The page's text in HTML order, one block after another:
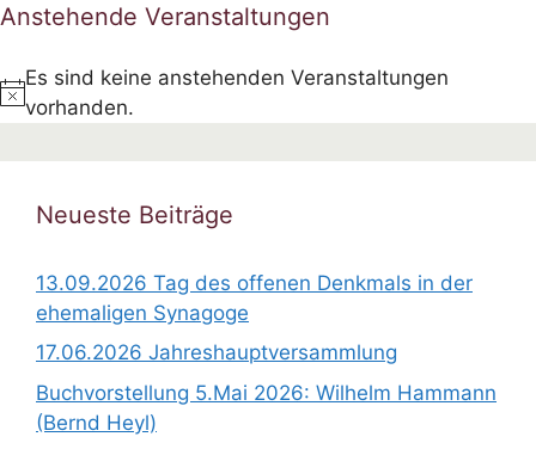
Anstehende Veranstaltungen
H
n
Es sind keine anstehenden Veranstaltungen
vorhanden.
Neueste Beiträge
13.09.2026 Tag des offenen Denkmals in der
ehemaligen Synagoge
17.06.2026 Jahreshauptversammlung
Buchvorstellung 5.Mai 2026: Wilhelm Hammann
(Bernd Heyl)